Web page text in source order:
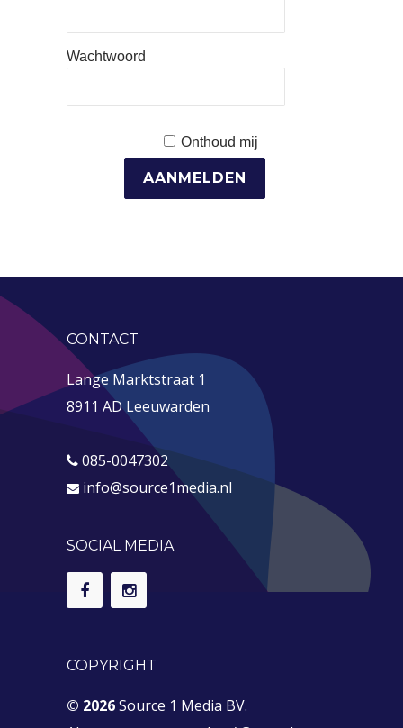
Wachtwoord
Onthoud mij
CONTACT
Lange Marktstraat 1
8911 AD Leeuwarden
085-0047302
info@source1media.nl
SOCIAL MEDIA
COPYRIGHT
© 2026Source 1 Media BV.